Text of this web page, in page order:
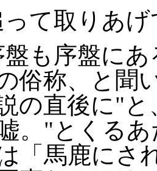
って取りあ
盤も序盤にあ
俗称、と聞
の直後に
。
とくる
「馬鹿にさ